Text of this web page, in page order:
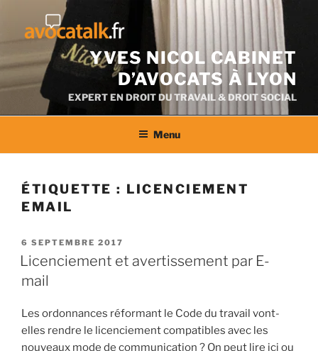
contenu
YVES NICOL CABINET
D’AVOCATS À LYON
EXPERT EN DROIT DU TRAVAIL & DROIT SOCIAL
Menu
ÉTIQUETTE : LICENCIEMENT
EMAIL
PUBLIÉ
LE
6 SEPTEMBRE 2017
Licenciement et avertissement par E-
mail
Les ordonnances réformant le Code du travail vont-
elles rendre le licenciement compatibles avec les
nouveaux mode de communication ? On peut lire ici ou